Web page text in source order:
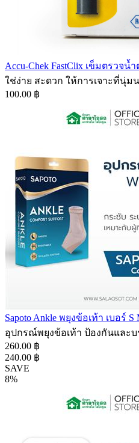
Accu-Chek FastClix เข็มตรวจน้
ใช่ง่าย สะดวก ให้การเจาะที่นุ่ม
100.00 ฿
Sapoto Ankle พยุงข้อเท้า เบอร์ S
อุปกรณ์พยุงข้อเท้า ป้องกันและบ
260.00 ฿
240.00 ฿
SAVE
8%